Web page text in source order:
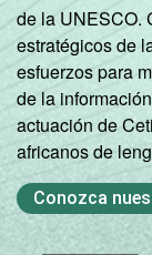
de la UNESCO.
estratégicos de
esfuerzos para
de la
actuación de
africanos de
Conozca